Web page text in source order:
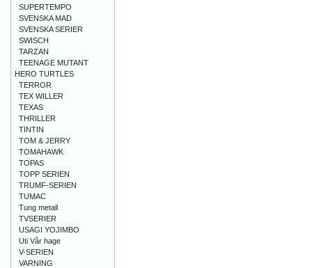
SUPERTEMPO
SVENSKA MAD
SVENSKA SERIER
SWISCH
TARZAN
TEENAGE MUTANT
HERO TURTLES
TERROR
TEX WILLER
TEXAS
THRILLER
TINTIN
TOM & JERRY
TOMAHAWK
TOPAS
TOPP SERIEN
TRUMF-SERIEN
TUMAC
Tung metall
TVSERIER
USAGI YOJIMBO
Uti Vår hage
V-SERIEN
VARNING